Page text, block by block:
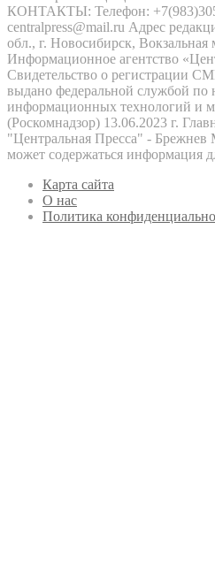
КОНТАКТЫ: Телефон:
centralpress@mail.ru Адрес
обл., г. Новосибирск, Вокзальная
Информационное агентство
Свидетельство о регистрации
выдано федеральной службой по
информационных технологий и
(Роскомнадзор) 13.06.2023 г.
"Центральная Пресса" - Брежнев
может содержаться информация
Карта сайта
О нас
Политика